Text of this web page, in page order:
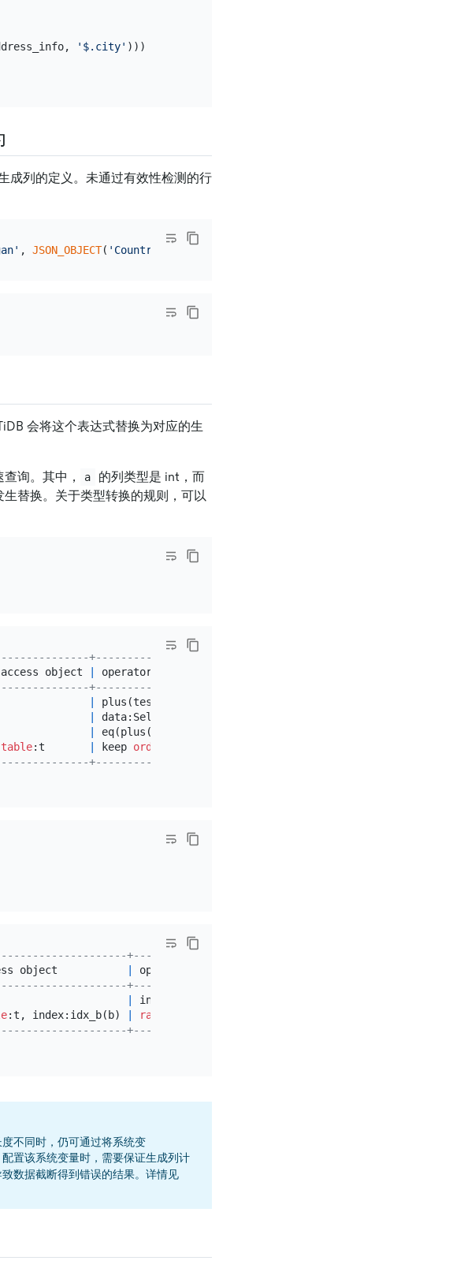
'$.city' )))
成列的定义。未通过有效性检测的行
, JSON_OBJECT( 'Country'
会将这个表达式替换为对应的生
询。其中， a 的列类型是 int，而
替换。关于类型转换的规则，可以
+--------------------------------+
access object operator info
+--------------------------------+
plus(test.t.a,
data:Selection_6
eq(plus(test.t.a,
table:t keep order
+--------------------------------+
+---------------------------------------------+
object operator info
+---------------------------------------------+
index:IndexRangeScan_5
:t, index:idx_b(b) range
+---------------------------------------------+
不同时，仍可通过将系统变
置该系统变量时，需要保证生成列计
数据截断得到错误的结果。详情见